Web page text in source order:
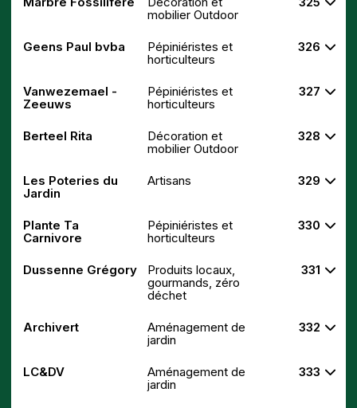
mobilier Outdoor
Geens Paul bvba
Pépiniéristes et
horticulteurs
326
Vanwezemael -
Zeeuws
Pépiniéristes et
horticulteurs
327
Berteel Rita
Décoration et
mobilier Outdoor
328
Les Poteries du
Jardin
Artisans 329
Plante Ta
Carnivore
Pépiniéristes et
horticulteurs
330
Dussenne Grégory
Produits locaux,
gourmands, zéro
déchet
331
Archivert
Aménagement de
jardin
332
LC&DV
Aménagement de
jardin
333